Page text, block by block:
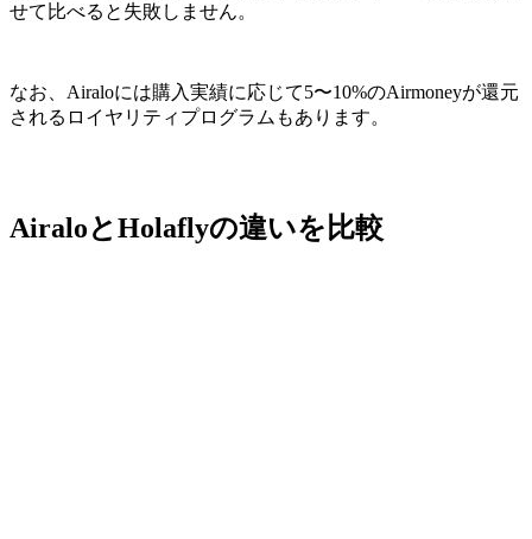
せて比べると失敗しません。
なお、Airaloには購入実績に応じて5〜10%のAirmoneyが還元
されるロイヤリティプログラムもあります。
AiraloとHolaflyの違いを比較